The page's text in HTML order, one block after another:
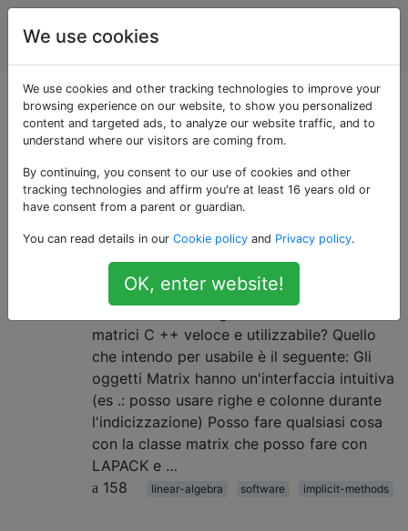
Scienza
computazionale
Scienza
computazionale
Domande e risposte per gli scienziati che utilizzano i
Consigli per una libreria di matrici
C ++ veloce e utilizzabile?
matrici C ++ veloce e utilizzabile? Quello
che intendo per usabile è il seguente: Gli
oggetti Matrix hanno un'interfaccia intuitiva
(es .: posso usare righe e colonne durante
l'indicizzazione) Posso fare qualsiasi cosa
con la classe matrix che posso fare con
LAPACK e …
158
linear-algebra software implicit-methods
We use cookies
We use cookies and other tracking technologies to improve your
browsing experience on our website, to show you personalized
content and targeted ads, to analyze our website traffic, and to
understand where our visitors are coming from.
By continuing, you consent to our use of cookies and other
tracking technologies and affirm you're at least 16 years old or
have consent from a parent or guardian.
You can read details in our Cookie policy and Privacy policy.
OK, enter website!